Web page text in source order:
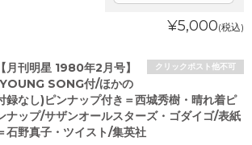
¥5,000(税込)
クリックポスト他不可
【月刊明星 1980年2月号】
SONG付/ほかの
録なし)ピンナップ付き＝西城秀樹・晴れ着ピ
ナップ/サザンオールスターズ・ゴダイゴ/表紙
石野真子・ツイスト/集英社